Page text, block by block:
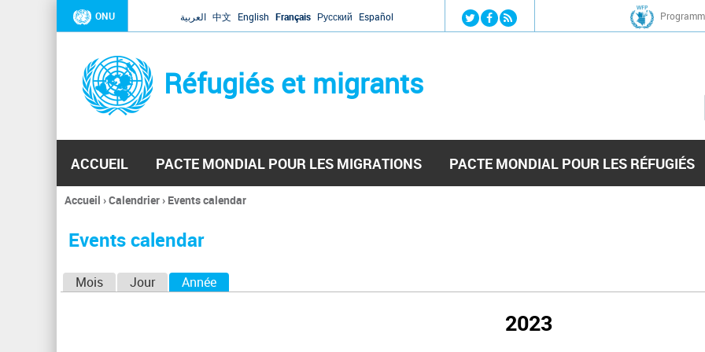
Jump to navigation
ONU العربية 中文 English Français Русский Español
Réfugiés et migrants
ACCUEIL PACTE MONDIAL POUR LES MIGRATIONS PACTE MONDIAL POUR LES RÉFUGIÉS
Vous
ici
Accueil ›Calendrier› Events calendar
Events calendar
Mois Jour Année
2023